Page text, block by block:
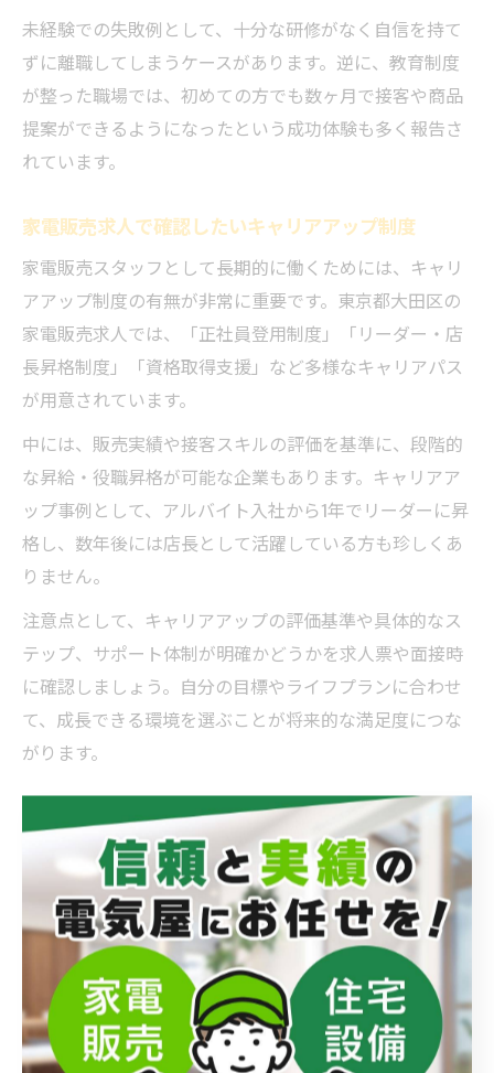
未経験での失敗例として、十分な研修がなく自信を持て
ずに離職してしまうケースがあります。逆に、教育制度
が整った職場では、初めての方でも数ヶ月で接客や商品
提案ができるようになったという成功体験も多く報告さ
れています。
家電販売求人で確認したいキャリアアップ制度
家電販売スタッフとして長期的に働くためには、キャリ
アアップ制度の有無が非常に重要です。東京都大田区の
家電販売求人では、「正社員登用制度」「リーダー・店
長昇格制度」「資格取得支援」など多様なキャリアパス
が用意されています。
中には、販売実績や接客スキルの評価を基準に、段階的
な昇給・役職昇格が可能な企業もあります。キャリアア
ップ事例として、アルバイト入社から1年でリーダーに昇
格し、数年後には店長として活躍している方も珍しくあ
りません。
注意点として、キャリアアップの評価基準や具体的なス
テップ、サポート体制が明確かどうかを求人票や面接時
に確認しましょう。自分の目標やライフプランに合わせ
て、成長できる環境を選ぶことが将来的な満足度につな
がります。
未経験から成長できる家電販売の
働き方とは
未経験者歓迎の家電販売求人が選ばれる理由
家電販売求人が東京都大田区で人気を集める大きな理由
の一つは、未経験者でも働きやすい環境が整っているこ